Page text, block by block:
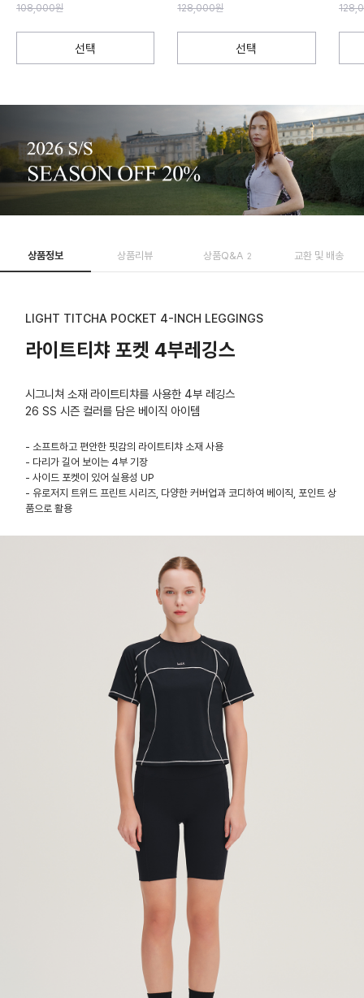
108,000원
선택
128,000원
선택
상품정보 상품리뷰 상품Q&A 2 교환 및 배송
LIGHT TITCHA POCKET 4-INCH LEGGINGS
라이트티챠 포켓 4부레깅스
시그니쳐 소재 라이트티챠를 사용한 4부 레깅스
26 SS 시즌 컬러를 담은 베이직 아이템
- 소프트하고 편안한 핏감의 라이트티챠 소재 사용
- 다리가 길어 보이는 4부 기장
- 사이드 포켓이 있어 실용성 UP
- 유로저지 트위드 프린트 시리즈, 다양한 커버업과 코디하여 베이직, 포인트 상
품으로 활용